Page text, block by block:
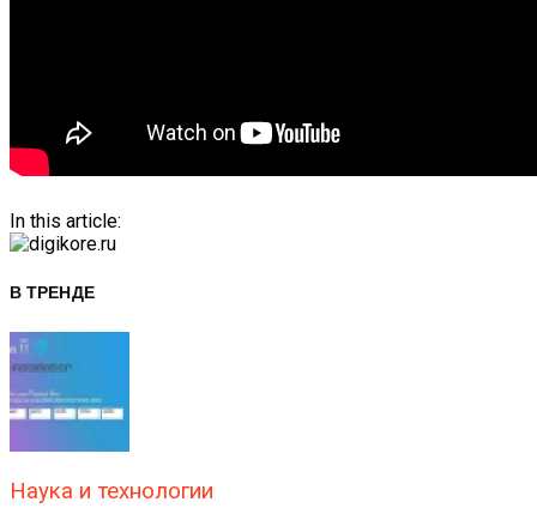
In this article:
В ТРЕНДЕ
Наука и технологии